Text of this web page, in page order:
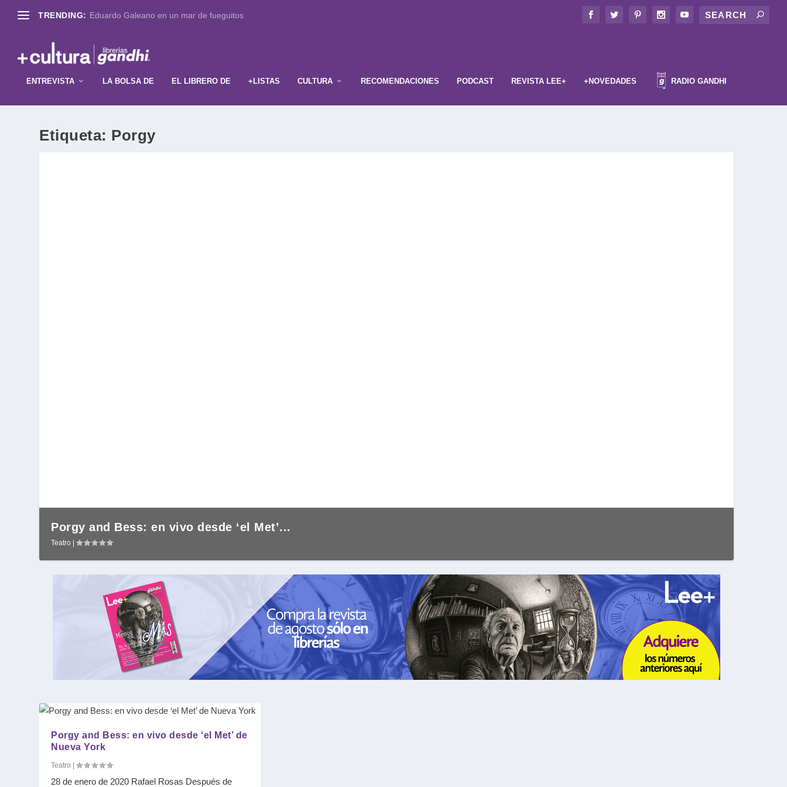
TRENDING: Eduardo Galeano en un mar de fueguitos
ENTREVISTA LA BOLSA DE EL LIBRERO DE +LISTAS CULTURA RECOMENDACIONES PODCAST REVISTA LEE+ +NOVEDADES RADIO GANDHI
Etiqueta: Porgy
Porgy and Bess: en vivo desde ‘el Met’...
Teatro |
Porgy and Bess: en vivo desde ‘el Met’ de
Nueva York
Teatro |
28 de enero de 2020 Rafael Rosas Después de